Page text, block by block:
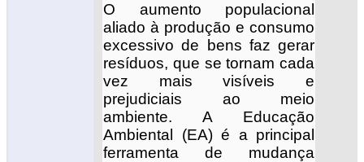
O aumento populacional
aliado à produção e consumo
excessivo de bens faz gerar
resíduos, que se tornam cada
vez mais visíveis e
prejudiciais ao meio
ambiente. A Educação
Ambiental (EA) é a principal
ferramenta de mudança